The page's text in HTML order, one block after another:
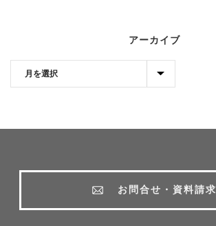
アーカイブ
お問合せ・資料請求